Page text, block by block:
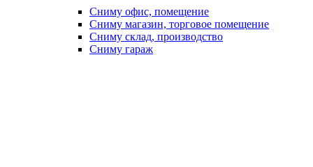
Сниму офис, помещение
Сниму магазин, торговое помещение
Сниму склад, производство
Сниму гараж